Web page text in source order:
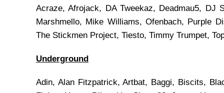
Acraze, Afrojack, DA Tweekaz, Deadmau5, DJ
Marshmello, Mike Williams, Ofenbach, Purple
The Stickmen Project, Tiesto, Timmy Trumpet,
Underground
Adin, Alan Fitzpatrick, Artbat, Baggi, Biscits,